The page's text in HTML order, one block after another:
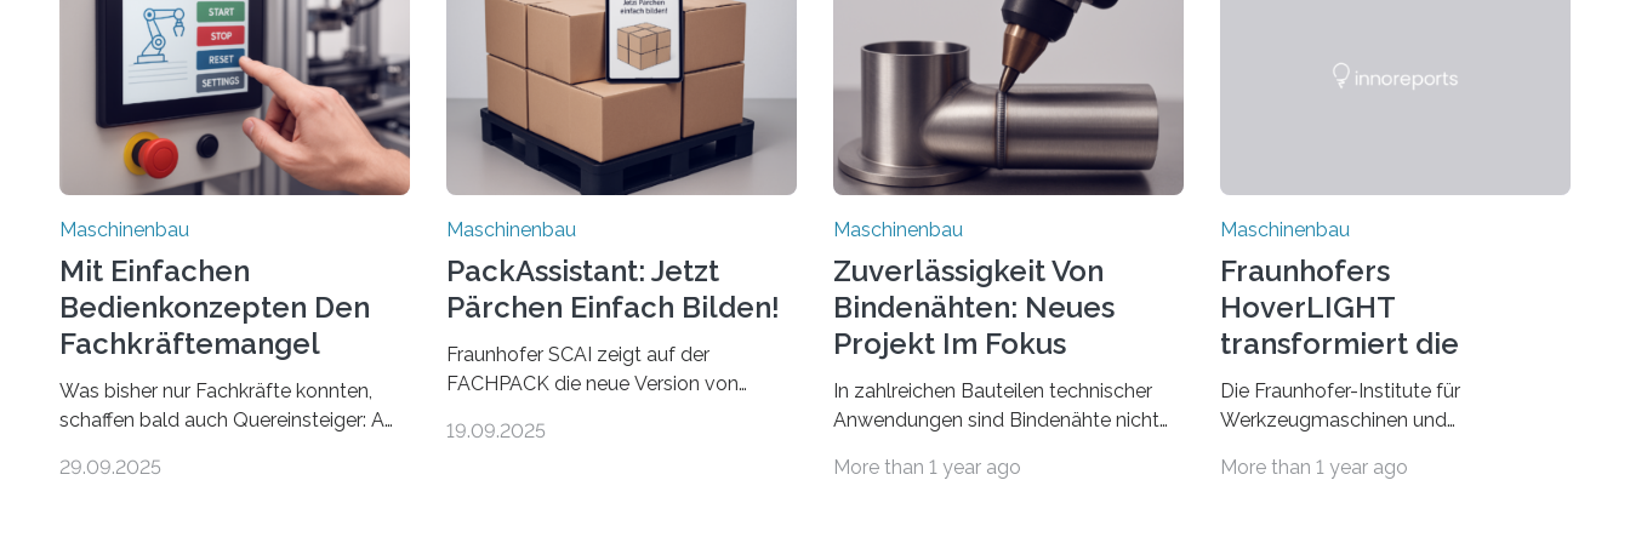
Maschinenbau
Mit Einfachen
Bedienkonzepten Den
Fachkräftemangel
Bekämpfen
Was bisher nur Fachkräfte konnten,
schaffen bald auch Quereinsteiger: Am
Forscher vom Fraunhofer IPA das
29.09.2025
Maschinenbau
PackAssistant: Jetzt
Pärchen Einfach Bilden!
Fraunhofer SCAI zeigt auf der
FACHPACK die neue Version von
weltweit nutzen die Software in den
19.09.2025
Maschinenbau
Zuverlässigkeit Von
Bindenähten: Neues
Projekt Im Fokus
In zahlreichen Bauteilen technischer
Anwendungen sind Bindenähte nicht
bei Rezyklaten aufgrund der
More than 1 year ago
Maschinenbau
Fraunhofers
HoverLIGHT
transformiert die
Dämpfung von
Werkzeugmaschinen
Die Fraunhofer-Institute für
Werkzeugmaschinen und
Fertigungstechnik und Angewandte
More than 1 year ago